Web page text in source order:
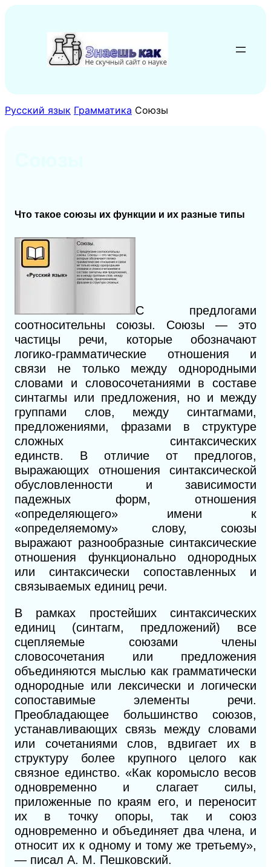
содержимому
Русский язык Грамматика Союзы
Что такое союзы их функции и их разные типы
С предлогами
соотносительны союзы. Союзы — это
частицы речи, которые обозначают
логико-грамматические отношения и
связи не только между однородными
словами и словосочетаниями в составе
синтагмы или предложения, но и между
группами слов, между синтагмами,
предложениями, фразами в структуре
сложных синтаксических
единств. В отличие от предлогов,
выражающих отношения синтаксической
обусловленности и зависимости
падежных форм, отношения
«определяющего» имени к
«определяемому» слову, союзы
выражают разнообразные синтаксические
отношения функционально однородных
или синтаксически сопоставленных и
связываемых единиц речи.
В рамках простейших синтаксических
единиц (синтагм, предложений) все
сцепляемые союзами члены
словосочетания или предложения
объединяются мыслью как грамматически
однородные или лексически и логически
сопоставимые элементы речи.
Преобладающее большинство союзов,
устанавливающих связь между словами
или сочетаниями слов, вдвигает их в
структуру более крупного целого как
связное единство. «Как коромысло весов
одновременно и слагает силы,
приложенные по краям его, и переносит
их в точку опоры, так и союз
одновременно и объединяет два члена, и
относит их к одному и тому же третьему»,
— писал А. М. Пешковский.